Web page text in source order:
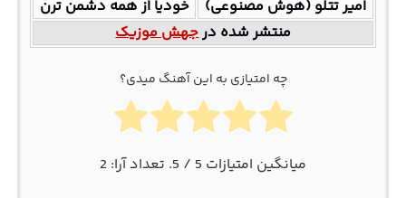
امیر تتلو (هوش مصنوعی)
خودیا از همه دشمن ترن
منتشر شده درجهش موزیک
چه امتیازی به این آهنگ میدی؟
میانگین امتیازات 5 / 5. تعداد آرا: 2